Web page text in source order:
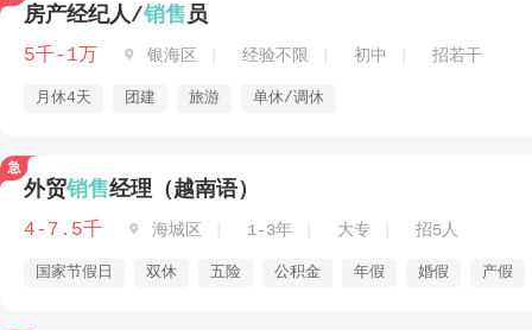
房产经纪人/销售员
5千-1万  银海区 经验不限 初中 招若干
月休4天 团建 旅游 单休/调休
外贸销售经理（越南语）
4-7.5千  海城区 1-3年 大专 招5人
国家节假日 双休 五险 公积金 年假 婚假 产假